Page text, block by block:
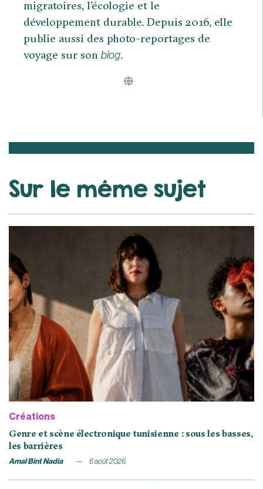
migratoires, l’écologie et le
développement durable. Depuis 2016, elle
publie aussi des photo-reportages de
voyage sur son blog.
Sur le même sujet
Créations
Genre et scène électronique tunisienne : sous les basses,
les barrières
Amal Bint Nadia 6 août 2026